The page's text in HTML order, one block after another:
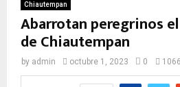
Chiautempan
Abarrotan peregrinos
de Chiautempan
by admin octubre 1, 2023 0 1066